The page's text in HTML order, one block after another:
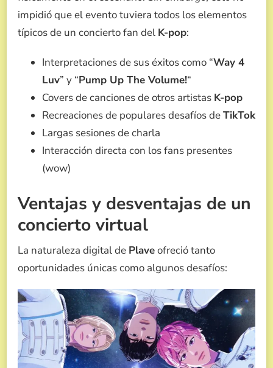
impidió que el evento tuviera todos los elementos
típicos de un concierto fan del K-pop:
Interpretaciones de sus éxitos como “Way 4
Luv” y “Pump Up The Volume!“
Covers de canciones de otros artistas K-pop
Recreaciones de populares desafíos deTikTok
Largas sesiones de charla
Interacción directa con los fans presentes
(wow)
Ventajas y desventajas de un
concierto virtual
La naturaleza digital de Plaveofreció tanto
oportunidades únicas como algunos desafíos: